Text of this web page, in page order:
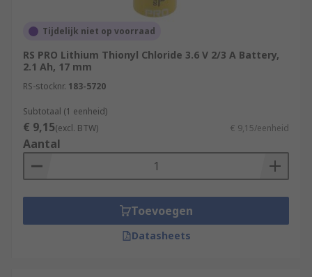
Lithium Thionyl Chloride
1.5 V to 12 V are available
Applications
System Backups
Automotive Electronics
Professional Electronics
When it comes to powering your small electronic
Tijdelijk niet op voorraad
RS PRO Lithium Thionyl Chloride 3.6 V 2/3 A Battery,
2.1 Ah, 17 mm
RS-stocknr. 183-5720
Subtotaal (1 eenheid)
€ 9,15(excl. BTW) € 9,15/eenheid
Aantal
Toevoegen
Datasheets